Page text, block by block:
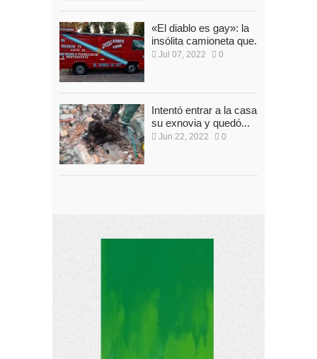
«El diablo es gay»: la
insólita camioneta que...
Jul 07, 2022 0
Intentó entrar a la casa de
su exnovia y quedó...
Jun 22, 2022 0